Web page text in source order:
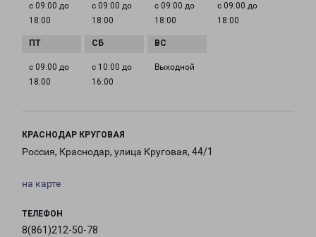
с 09:00 до
18:00
с 09:00 до
18:00
с 09:00 до
18:00
с 09:00 до
18:00
с 09:00 до
18:00
с 10:00 до
16:00
Выходной
КРАСНОДАР КРУГОВАЯ
Россия, Краснодар, улица Круговая, 44/1
на карте
ТЕЛЕФОН
8(861)212-50-78